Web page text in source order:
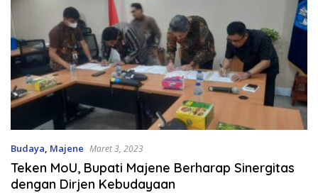
Budaya, Majene Maret 3, 2023
Teken MoU, Bupati Majene Berharap Sinergitas
dengan Dirjen Kebudayaan